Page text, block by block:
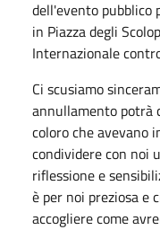
dell'evento pubblico
in Piazza degli
Internazionale
Ci scusiamo
annullamento potrà
coloro che avevano
condividere con noi
riflessione e
è per noi preziosa e
accogliere come